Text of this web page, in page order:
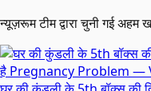
न्यूज़रूम टीम द्वारा चुनी गई अहम